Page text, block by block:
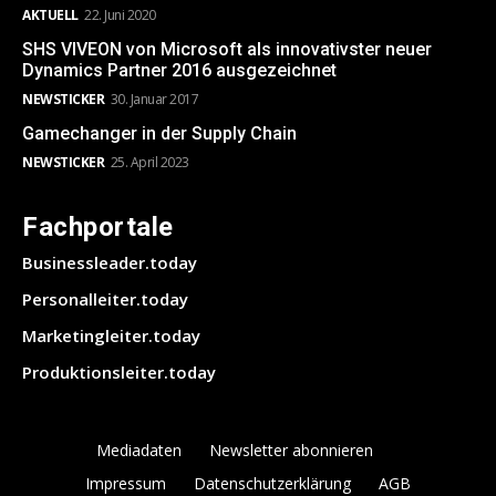
AKTUELL 22. Juni 2020
SHS VIVEON von Microsoft als innovativster neuer
Dynamics Partner 2016 ausgezeichnet
NEWSTICKER 30. Januar 2017
Gamechanger in der Supply Chain
NEWSTICKER 25. April 2023
Fachportale
Businessleader.today
Personalleiter.today
Marketingleiter.today
Produktionsleiter.today
Mediadaten
Newsletter abonnieren
Impressum
Datenschutzerklärung AGB